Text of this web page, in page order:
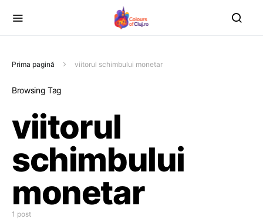
Prima pagină viitorul schimbului monetar
Browsing Tag
viitorul
schimbului
monetar
1 post